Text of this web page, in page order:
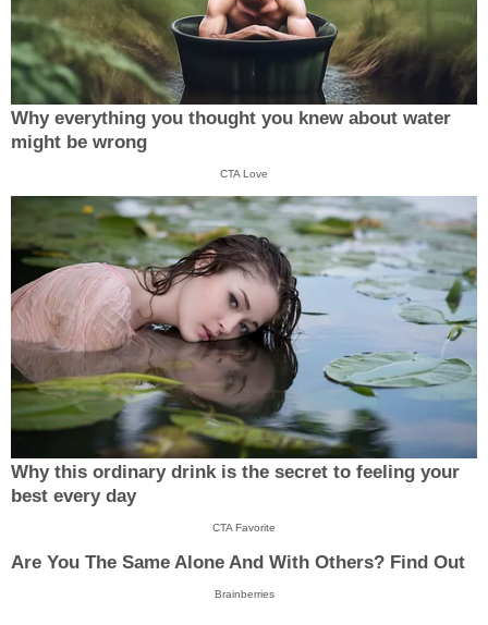
Why everything you thought you knew about water
might be wrong
CTA Love
Why this ordinary drink is the secret to feeling your
best every day
CTA Favorite
Are You The Same Alone And With Others? Find Out
Brainberries